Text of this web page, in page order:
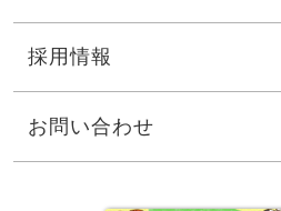
採用情報
お問い合わせ